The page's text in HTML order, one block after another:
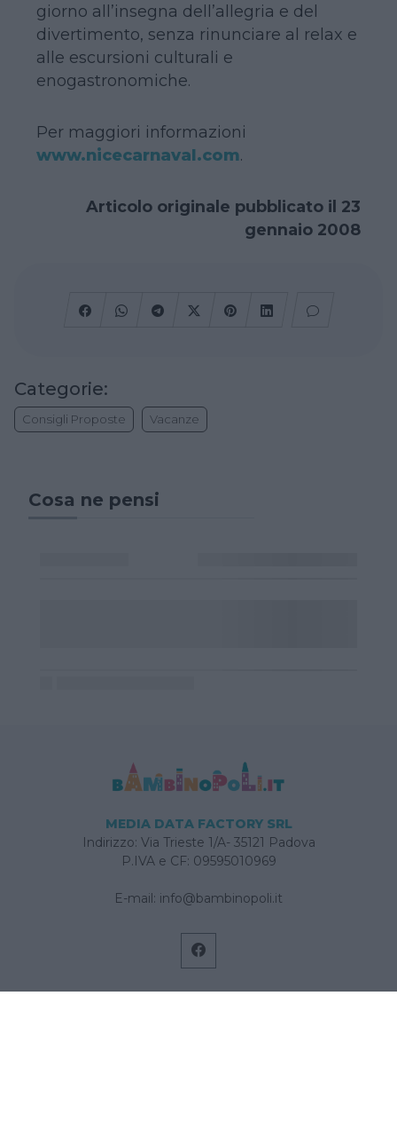
giorno all’insegna dell’allegria e del
divertimento, senza rinunciare al relax e
alle escursioni culturali e
enogastronomiche.
Per maggiori informazioni
www.nicecarnaval.com.
Articolo originale pubblicato il 23
gennaio 2008
Categorie:
Consigli Proposte Vacanze
Cosa ne pensi
MEDIA DATA FACTORY SRL
Indirizzo: Via Trieste 1/A- 35121 Padova
P.IVA e CF: 09595010969
E-mail: info@bambinopoli.it